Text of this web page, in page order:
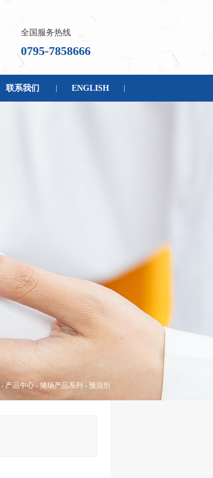
全国服务热线
0795-7858666
联系我们 ENGLISH
- 产品中心- 猪场产品系列 - 预混剂